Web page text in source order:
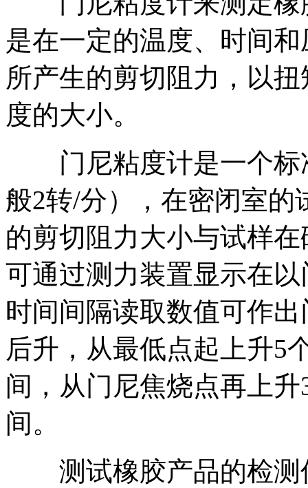
是在一定的温度、时间
所产生的剪切阻力，以
度的大小。
门尼粘度计是一个标
般2转/分），在密闭室
的剪切阻力大小与试样
可通过测力装置显示在
时间间隔读取数值可作
后升，从最低点起上升5
间，从门尼焦烧点再上
间。
测试橡胶产品的检测